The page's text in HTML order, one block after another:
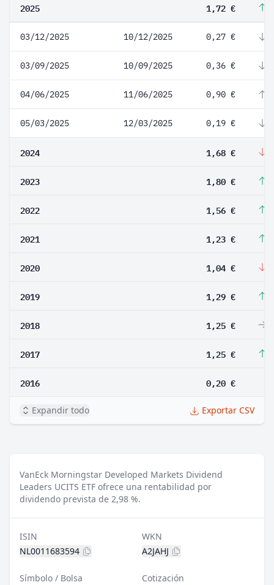
2025 1,72 €
03/12/2025 10/12/2025 0,27 €
03/09/2025 10/09/2025 0,36 €
04/06/2025 11/06/2025 0,90 €
05/03/2025 12/03/2025 0,19 €
2024 1,68 €
2023 1,80 €
2022 1,56 €
2021 1,23 €
2020 1,04 €
2019 1,29 €
2018 1,25 €
2017 1,25 €
2016 0,20 €
Expandir todo Exportar CSV
VanEck Morningstar Developed Markets Dividend
Leaders UCITS ETF ofrece una rentabilidad por
dividendo prevista de 2,98 %.
ISIN
NL0011683594
WKN
A2JAHJ
Símbolo / Bolsa
Cotización